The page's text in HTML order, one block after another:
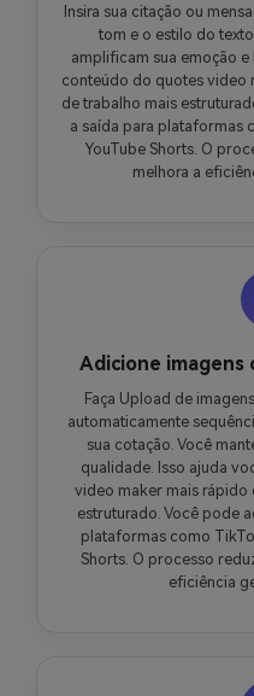
Insira sua citação ou
tom e o estilo do
amplificam sua emoção
conteúdo do quotes video
de trabalho mais
a saída para plataformas
YouTube Shorts. O
melhora a
Adicione imagens
Faça Upload de
automaticamente
sua cotação. Você
qualidade. Isso ajuda
video maker mais rápido
estruturado. Você pode
plataformas como
Shorts. O processo
eficiência